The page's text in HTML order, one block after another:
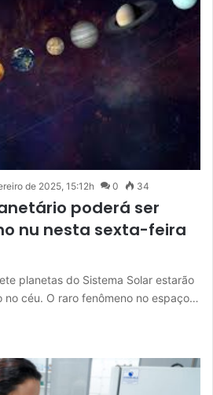
de 2025, 15:12h 0 34
poderá ser
nu nesta sexta-feira
planetas do Sistema Solar estarão
no céu. O raro fenômeno no espaço…